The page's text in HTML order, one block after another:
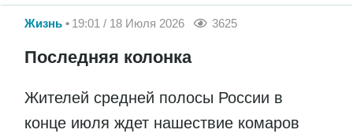
Жизнь 19:01 / 18 Июля 2026 3625
Последняя колонка
Жителей средней полосы России в
конце июля ждет нашествие комаров